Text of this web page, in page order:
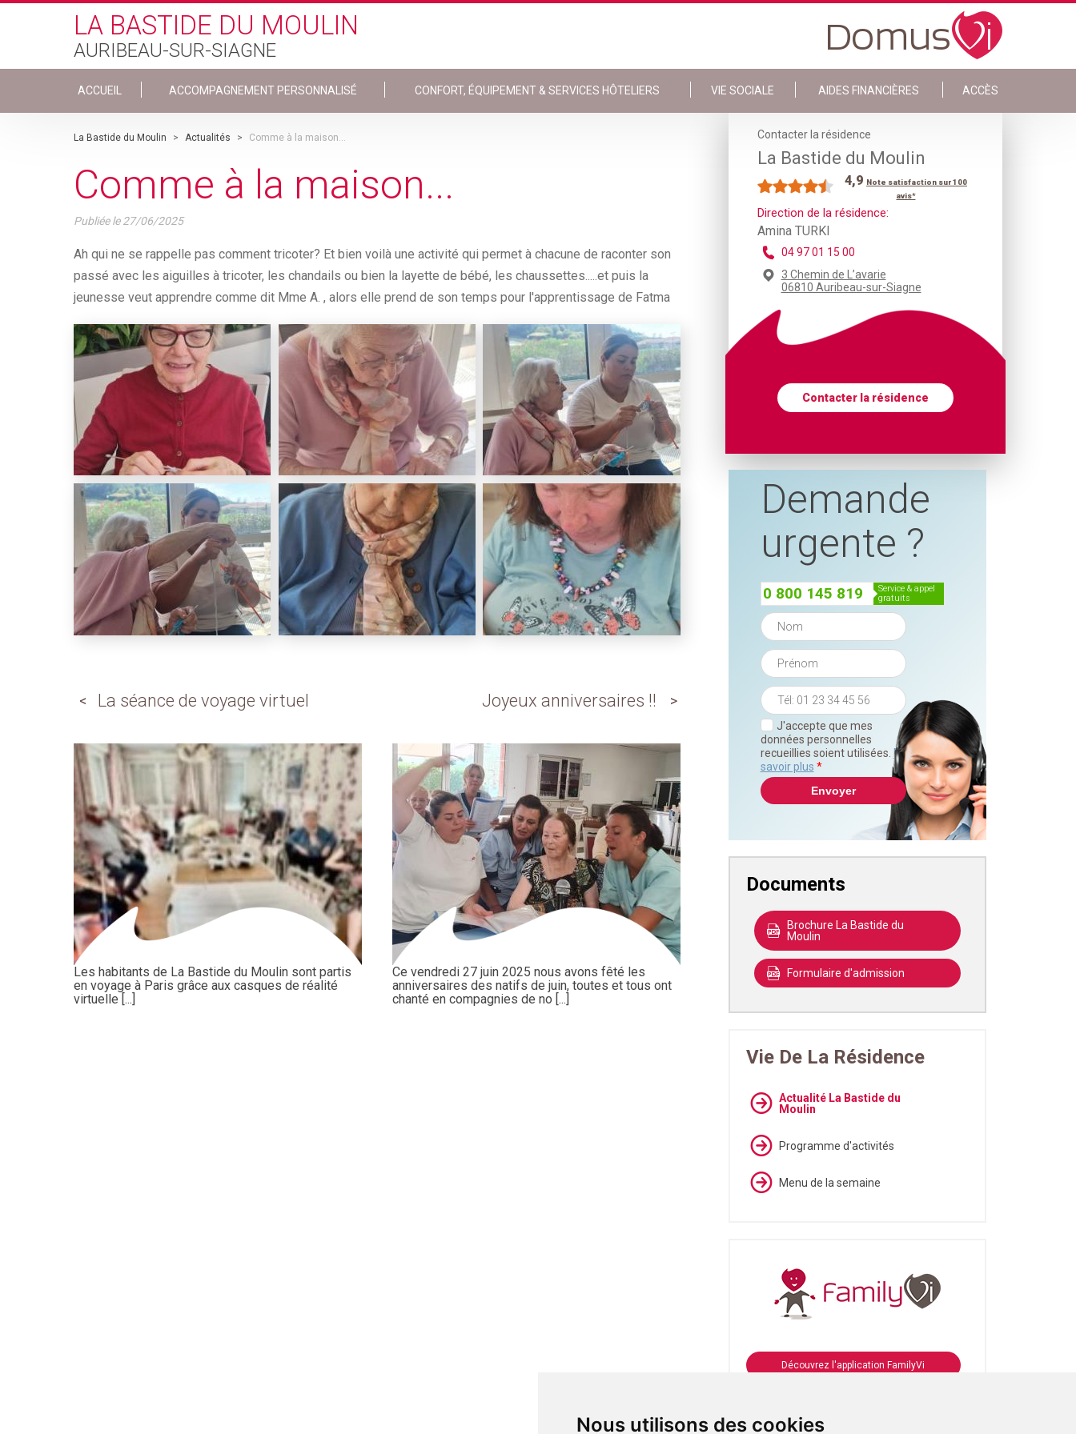
Nous utilisons des cookies
Skip to main content
LA BASTIDE DU MOULIN
AURIBEAU-SUR-SIAGNE
ACCUEIL ACCOMPAGNEMENT PERSONNALISÉ CONFORT, ÉQUIPEMENT & SERVICES HÔTELIERS VIE SOCIALE AIDES FINANCIÈRES ACCÈS
La Bastide du Moulin > Actualités > Comme à la maison...
Comme à la maison...
Publiée le 27/06/2025
Ah qui ne se rappelle pas comment tricoter? Et bien voilà une activité qui permet à chacune de raconter son
passé avec les aiguilles à tricoter, les chandails ou bien la layette de bébé, les chaussettes.....et puis la
jeunesse veut apprendre comme dit Mme A. , alors elle prend de son temps pour l'apprentissage de Fatma
La séance de voyage virtuel
Les habitants de La Bastide du Moulin sont partis
en voyage à Paris grâce aux casques de réalité
virtuelle [...]
Joyeux anniversaires !!
Ce vendredi 27 juin 2025 nous avons fêté les
anniversaires des natifs de juin, toutes et tous ont
chanté en compagnies de no [...]
Contacter la résidence
La Bastide du Moulin
4,9 Note satisfaction sur 100
avis*
Direction de la résidence:
Amina TURKI
04 97 01 15 00
3 Chemin de L’avarie
06810 Auribeau-sur-Siagne
Contacter la résidence
Demande
urgente ?
0 800 145 819
service & appel
gratuits
J'accepte que mes
données personnelles
recueillies soient utilisées. En
savoir plus *
Documents
Brochure La Bastide du
Moulin
Formulaire d'admission
Vie De La Résidence
Actualité La Bastide du
Moulin
Programme d'activités
Menu de la semaine
Découvrez l'application FamilyVi